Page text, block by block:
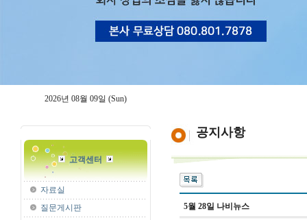
2026년 08월 09일 (Sun)
고객센터
자료실
질문게시판
공지사항
5월 28일 나비뉴스